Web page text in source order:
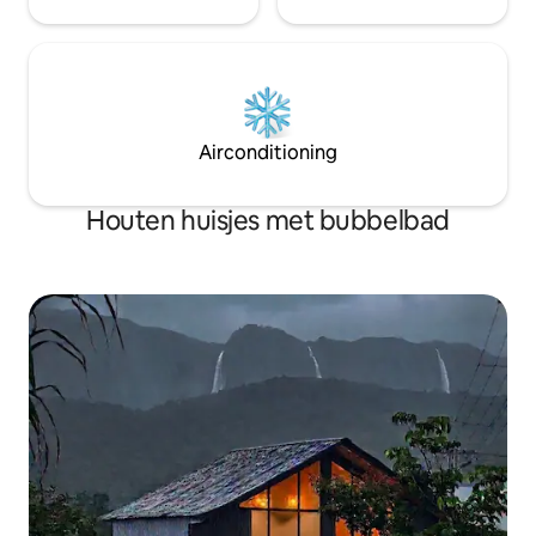
Airconditioning
Houten huisjes met bubbelbad